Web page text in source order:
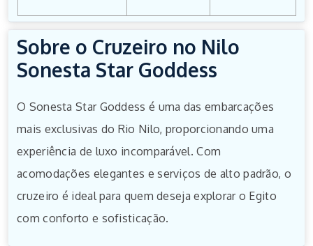
Sobre o Cruzeiro no Nilo
Sonesta Star Goddess
O Sonesta Star Goddess é uma das embarcações
mais exclusivas do Rio Nilo, proporcionando uma
experiência de luxo incomparável. Com
acomodações elegantes e serviços de alto padrão, o
cruzeiro é ideal para quem deseja explorar o Egito
com conforto e sofisticação.